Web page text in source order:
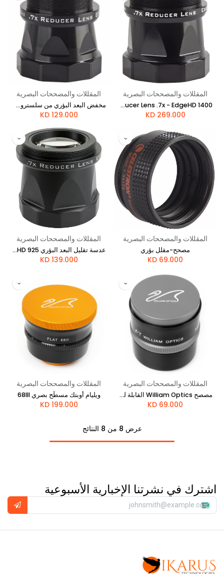
المقللات والمصححات البصرية
Reducer Lens .7x - EdgeHD 1400
269.000
KD
المقللات والمصححات البصرية
مخفض البعد البؤري من سلسترون .7x - EdgeHD 800
129.000
KD
المقللات والمصححات البصرية
مصحح-مقلل بؤري
69.000
المقللات والمصححات البصرية
عدسة تقليل البعد البؤري 0.7x - EdgeHD 925
139.000
KD
المقللات والمصححات البصرية
مصصح William Optics القابلة للتعديل Flat6AIII
69.000
المقللات والمصححات البصرية
ويليام أوبتك مسطِّح بصري 68III
199.000
KD
عرض 8 من 8 النتائج
اشترك في نشرتنا الإخبارية الأسبوعية